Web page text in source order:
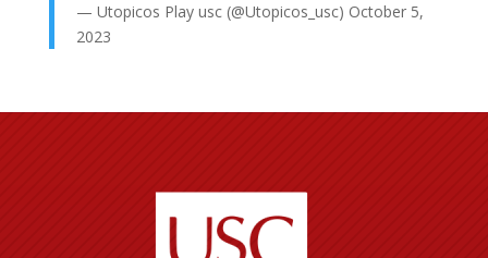
— Utopicos Play usc (@Utopicos_usc) October 5,
2023